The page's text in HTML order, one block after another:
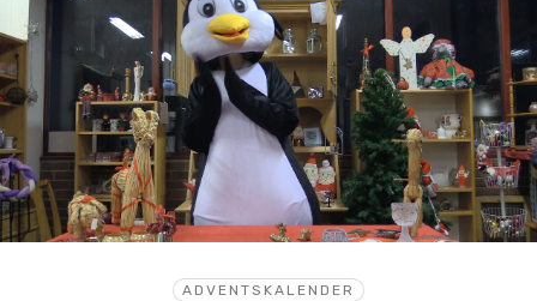
ADVENTSKALENDER